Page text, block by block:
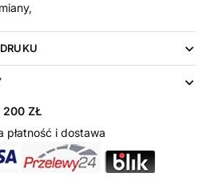
200 ZŁ
płatność i dostawa